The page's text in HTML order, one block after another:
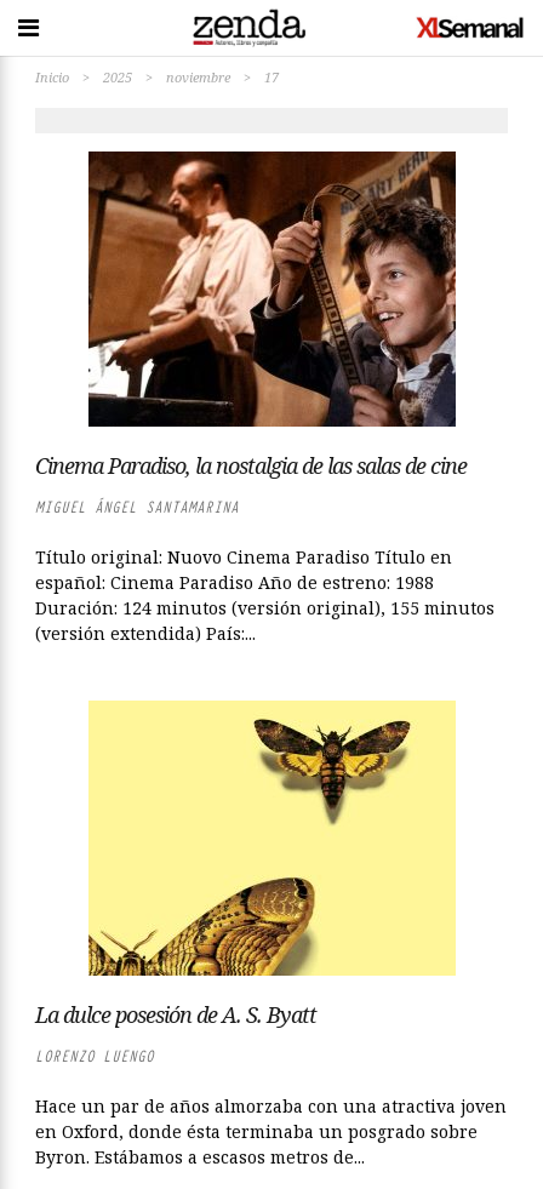
Inicio > 2025 > noviembre > 17
Cinema Paradiso, la nostalgia de las salas de cine
MIGUEL ÁNGEL SANTAMARINA
Título original: Nuovo Cinema Paradiso Título en
español: Cinema Paradiso Año de estreno: 1988
Duración: 124 minutos (versión original), 155 minutos
(versión extendida) País:...
La dulce posesión de A. S. Byatt
LORENZO LUENGO
Hace un par de años almorzaba con una atractiva joven
en Oxford, donde ésta terminaba un posgrado sobre
Byron. Estábamos a escasos metros de...